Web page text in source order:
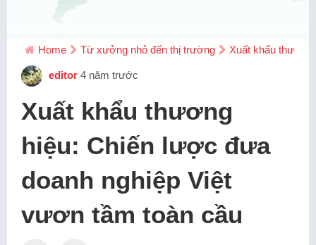
Home Từ xưởng nhỏ đến thị trường Xuất khẩu
editor 4 năm trước
Xuất khẩu thương
hiệu: Chiến lược đưa
doanh nghiệp Việt
vươn tầm toàn cầu